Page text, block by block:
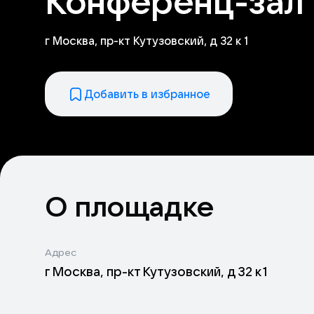
г Москва, пр-кт Кутузовский, д 32 к 1
Добавить в избранное
О площадке
Адрес
г Москва, пр-кт Кутузовский, д 32 к 1